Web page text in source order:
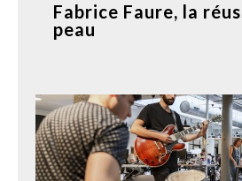
Fabrice Faure, la
peau